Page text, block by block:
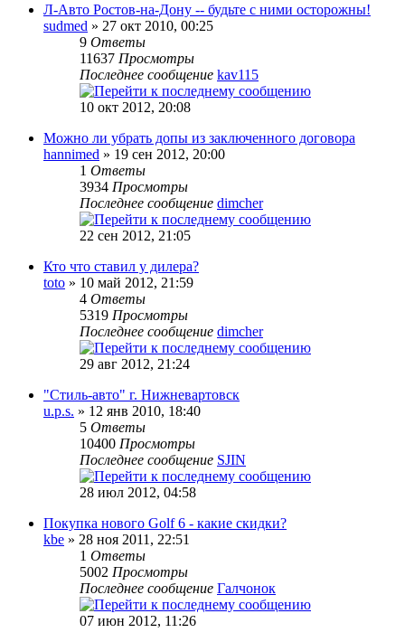
Л-Авто Ростов-на-Дону -- будьте с ними осторожны!
sudmed » 27 окт 2010, 00:25
9 Ответы
11637 Просмотры
Последнее сообщение kav115
10 окт 2012, 20:08
Можно ли убрать допы из заключенного договора
hannimed » 19 сен 2012, 20:00
1 Ответы
3934 Просмотры
Последнее сообщение dimcher
22 сен 2012, 21:05
Кто что ставил у дилера?
toto » 10 май 2012, 21:59
4 Ответы
5319 Просмотры
Последнее сообщение dimcher
29 авг 2012, 21:24
"Стиль-авто" г. Нижневартовск
u.p.s. » 12 янв 2010, 18:40
5 Ответы
10400 Просмотры
Последнее сообщение SJIN
28 июл 2012, 04:58
Покупка нового Golf 6 - какие скидки?
kbe » 28 ноя 2011, 22:51
1 Ответы
5002 Просмотры
Последнее сообщение Галчонок
07 июн 2012, 11:26